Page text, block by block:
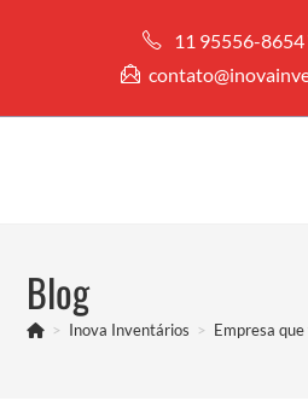
11 95556-
Blog
> Inova Inventários > Empresa